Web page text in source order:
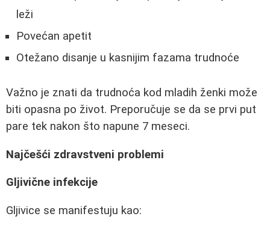
leži
Povećan apetit
Otežano disanje u kasnijim fazama trudnoće
Važno je znati da trudnoća kod mladih ženki može
biti opasna po život. Preporučuje se da se prvi put
pare tek nakon što napune 7 meseci.
Najčešći zdravstveni problemi
Gljivične infekcije
Gljivice se manifestuju kao: